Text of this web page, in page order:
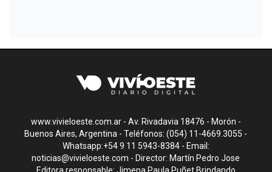
www.vivieloeste.com.ar - Av. Rivadavia 18476 - Morón -
Buenos Aires, Argentina - Teléfonos: (054) 11-4669.3055 -
Whatsapp:+54 9 11 5943-8384 - Email:
noticias@vivieloeste.com - Director: Martín Pedro Jose